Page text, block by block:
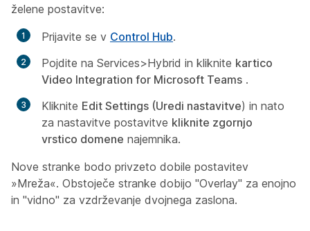
želene postavitve:
Prijavite se v Control Hub.
Pojdite na Services>Hybrid in kliknite kartico
Video Integration for Microsoft Teams .
Kliknite Edit Settings (Uredi nastavitve) in nato
za nastavitve postavitve kliknite zgornjo
vrstico domene najemnika.
Nove stranke bodo privzeto dobile postavitev
»Mreža«. Obstoječe stranke dobijo "Overlay" za enojno
in "vidno" za vzdrževanje dvojnega zaslona.